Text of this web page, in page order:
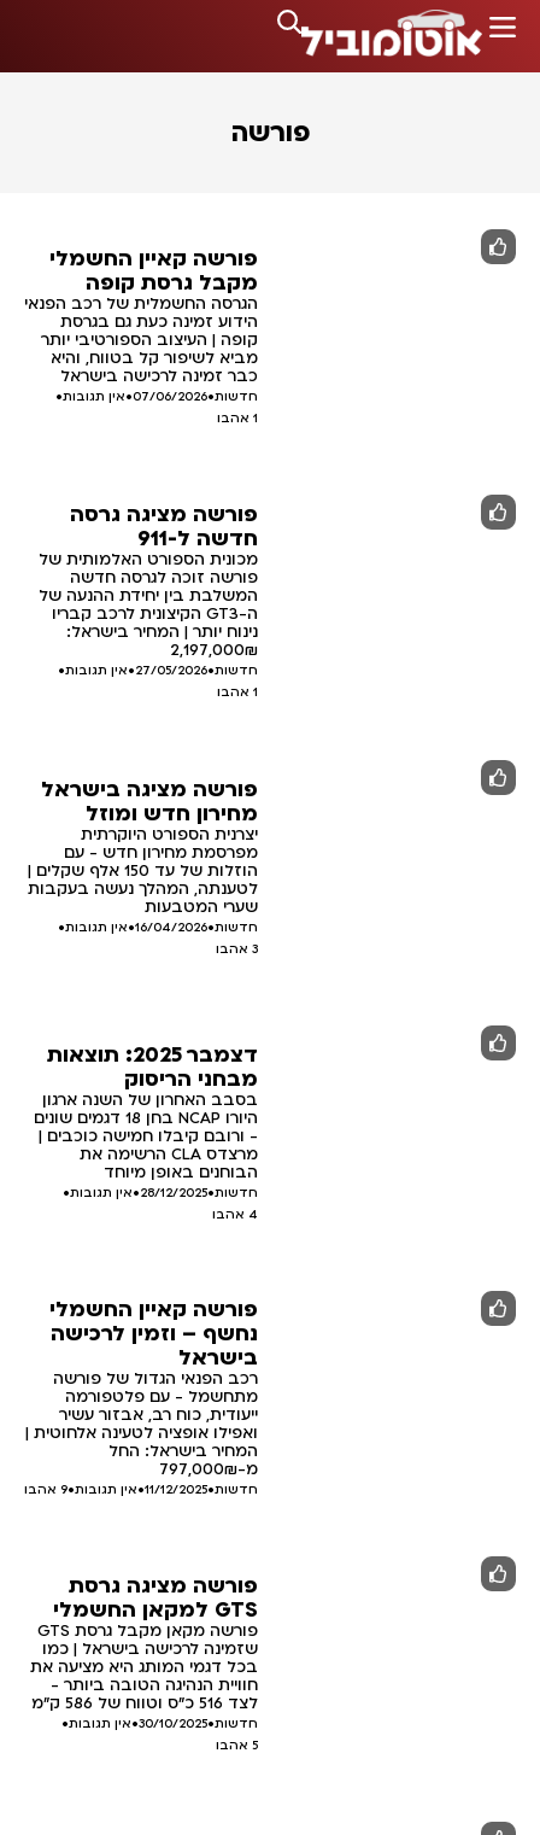
פורשה
פורשה קאיין החשמלי
מקבל גרסת קופה
הגרסה החשמלית של רכב הפנאי
הידוע זמינה כעת גם בגרסת
קופה | העיצוב הספורטיבי יותר
מביא לשיפור קל בטווח, והיא
כבר זמינה לרכישה בישראל
חדשות•
07/06/2026
•אין תגובות•
1 אהבו
פורשה מציגה גרסה
חדשה ל-911
מכונית הספורט האלמותית של
פורשה זוכה לגרסה חדשה
המשלבת בין יחידת ההנעה של
ה-GT3 הקיצונית לרכב קבריו
נינוח יותר | המחיר בישראל:
2,197,000₪
חדשות•
27/05/2026
•אין תגובות•
1 אהבו
פורשה מציגה בישראל
מחירון חדש ומוזל
יצרנית הספורט היוקרתית
מפרסמת מחירון חדש - עם
הוזלות של עד 150 אלף שקלים |
לטענתה, המהלך נעשה בעקבות
שערי המטבעות
חדשות•
16/04/2026
•אין תגובות•
3 אהבו
דצמבר 2025: תוצאות
מבחני הריסוק
בסבב האחרון של השנה ארגון
היורו NCAP בחן 18 דגמים שונים
- ורובם קיבלו חמישה כוכבים |
מרצדס CLA הרשימה את
הבוחנים באופן מיוחד
חדשות•
28/12/2025
•אין תגובות•
4 אהבו
פורשה קאיין החשמלי
נחשף – וזמין לרכישה
בישראל
רכב הפנאי הגדול של פורשה
מתחשמל - עם פלטפורמה
ייעודית, כוח רב, אבזור עשיר
ואפילו אופציה לטעינה אלחוטית |
המחיר בישראל: החל
מ-797,000₪
חדשות•
11/12/2025
•אין תגובות•
9 אהבו
פורשה מציגה גרסת
GTS למקאן החשמלי
פורשה מקאן מקבל גרסת GTS
שזמינה לרכישה בישראל | כמו
בכל דגמי המותג היא מציעה את
חוויית הנהיגה הטובה ביותר -
לצד 516 כ"ס וטווח של 586 ק"מ
חדשות•
30/10/2025
•אין תגובות•
5 אהבו